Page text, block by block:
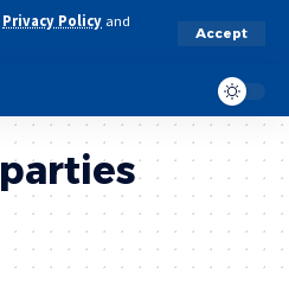
Privacy Policy and
Accept
parties